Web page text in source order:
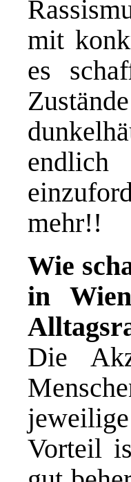
mit
es
endlich
mehr!!
Wie
in
Die
Vorteil